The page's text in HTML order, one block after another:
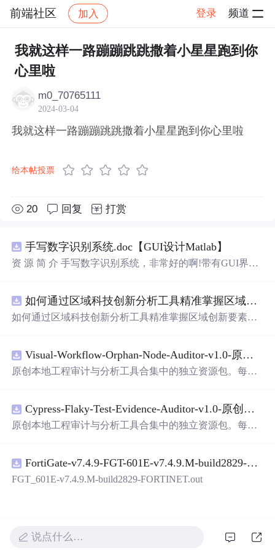
前端社区 加入 登录 频道
社区 前端社区 感慨 帖子详情
我就这样一路蹦蹦跳跳撒着小星星跑到你
心里啦
m0_70765111
2024-03-04
我就这样一路蹦蹦跳跳撒着小星星跑到你心里啦
给本帖投票
20 回复 打赏
手写数字识别系统.doc【GUI设计Matlab】
资 源 简 介 手写数字识别系统，非常好的啊!带有GUI界
带有直观的图形用户界面（GUI），非常容易使用。你只
需要将手写数字输入系统，它将立即给出准确的识别结
是一个非常方便和实用的工具，你一定会喜欢它的！
如何通过区域科技创新分析工具精准掌握区域创新要素分布与产业链融合现状？.docx
如何通过区域科技创新分析工具精准掌握区域创新要素分
Visual-Workflow-Orphan-Node-Auditor-v1.0-原创源码与文档.zip
原创本地工程审计与分析工具合集中的独立资源包。每个
README、运行说明、功能清单、MIT License及原创与授
权声明。解压后进入project目录，执行npm test验证算法，
目源码、Logo、官方截图、论文、生产日志或其他受限素
材。适合前端开发、AI应用工程、测试审计和课程实践。
Cypress-Flaky-Test-Evidence-Auditor-v1.0-原创源码与文档.zip
原创本地工程审计与分析工具合集中的独立资源包。每个
README、运行说明、功能清单、MIT License及原创与授
权声明。解压后进入project目录，执行npm test验证算法，
FortiGate-v7.4.9-FGT-601E-v7.4.9.M-build2829-FORTINET.out
FGT_601E-v7.4.9.M-build2829-FORTINET.out
说点什么…